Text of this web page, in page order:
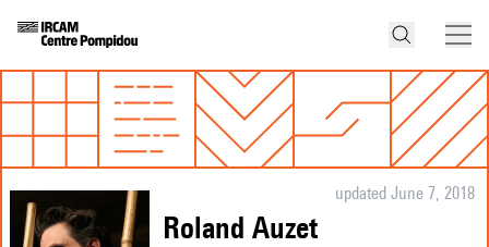
updated June 7, 2018
Roland Auzet